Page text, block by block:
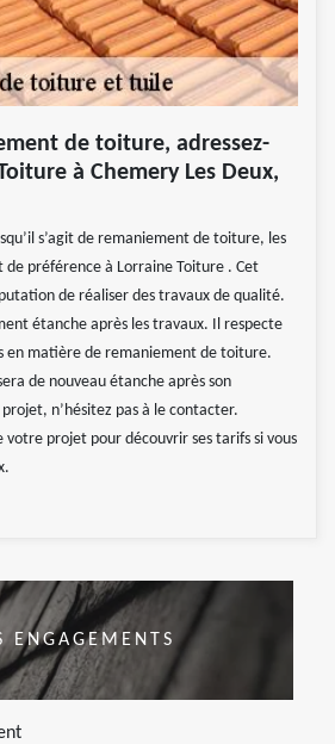
de toiture, adressez-
à Chemery Les Deux,
s’agit de remaniement de toiture, les
de préférence à Lorraine Toiture . Cet
de réaliser des travaux de qualité.
étanche après les travaux. Il respecte
en matière de remaniement de toiture.
de nouveau étanche après son
n’hésitez pas à le contacter.
votre projet pour découvrir ses tarifs si vous
ENGAGEMENTS